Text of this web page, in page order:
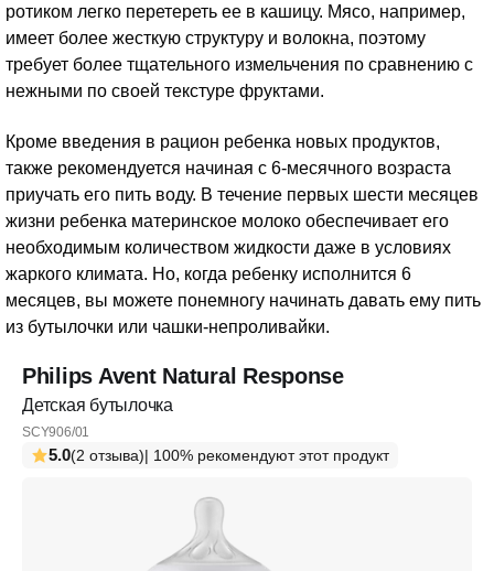
ротиком легко перетереть ее в кашицу. Мясо, например,
имеет более жесткую структуру и волокна, поэтому
требует более тщательного измельчения по сравнению с
нежными по своей текстуре фруктами.
Кроме введения в рацион ребенка новых продуктов,
также рекомендуется начиная с 6-месячного возраста
приучать его пить воду. В течение первых шести месяцев
жизни ребенка материнское молоко обеспечивает его
необходимым количеством жидкости даже в условиях
жаркого климата. Но, когда ребенку исполнится 6
месяцев, вы можете понемногу начинать давать ему пить
из бутылочки или чашки-непроливайки.
Philips Avent Natural Response
Детская бутылочка
SCY906/01
5.0(2 отзыва)| 100% рекомендуют этот продукт